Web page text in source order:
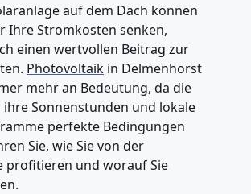
auf dem Dach können
Ihre Stromkosten senken,
einen wertvollen Beitrag zur
Photovoltaik in Delmenhorst
mehr an Bedeutung, da die
Sonnenstunden und lokale
perfekte Bedingungen
Sie, wie Sie von der
profitieren und worauf Sie